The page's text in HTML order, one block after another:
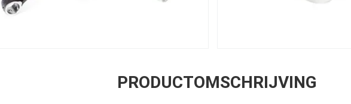
PRODUCTOMSCHRIJVING